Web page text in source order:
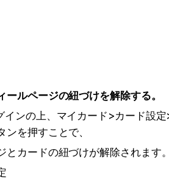
ルページの紐づけを解除する。
ンの上、マイカード>カード設定
ンを押すことで、
とカードの紐づけが解除されます